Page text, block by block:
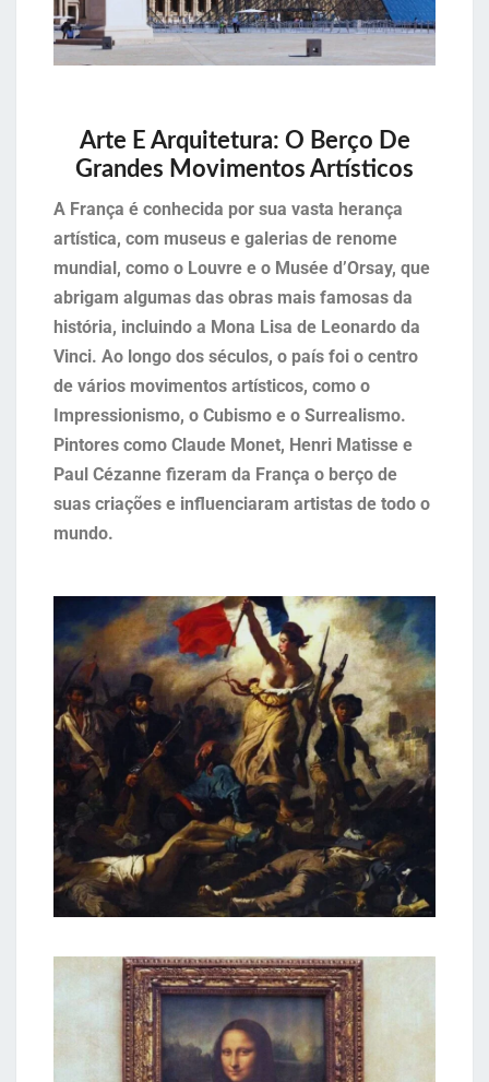
Arte E Arquitetura: O Berço De
Grandes Movimentos Artísticos
A França é conhecida por sua vasta herança
artística, com museus e galerias de renome
mundial, como o Louvre e o Musée d’Orsay, que
abrigam algumas das obras mais famosas da
história, incluindo a Mona Lisa de Leonardo da
Vinci. Ao longo dos séculos, o país foi o centro
de vários movimentos artísticos, como o
Impressionismo, o Cubismo e o Surrealismo.
Pintores como Claude Monet, Henri Matisse e
Paul Cézanne fizeram da França o berço de
suas criações e influenciaram artistas de todo o
mundo.